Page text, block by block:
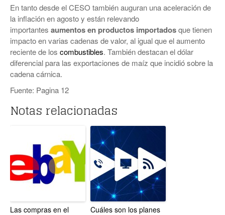
En tanto desde el CESO también auguran una aceleración de
la inflación en agosto y están relevando
importantes aumentos en productos importadosque tienen
impacto en varias cadenas de valor, al igual que el aumento
reciente de los combustibles. También destacan el dólar
diferencial para las exportaciones de maíz que incidió sobre la
cadena cárnica.
Fuente: Pagina 12
Notas relacionadas
Las compras en el
Cuáles son los planes